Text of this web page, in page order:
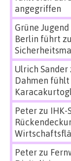
angegriffen
Grüne
Berlin führt
Ulrich Sander
Dahmen fühlt
Peterzu IHK-
Peterzu